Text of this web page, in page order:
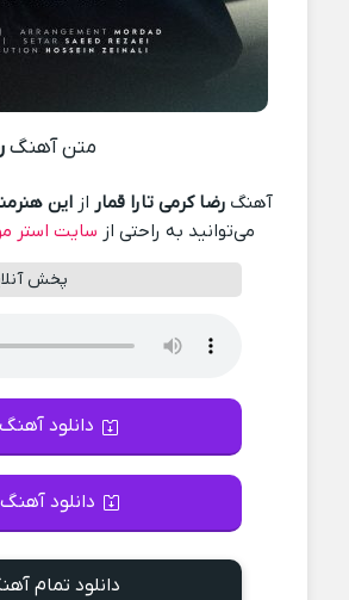
متن آهنگ
آهنگ رضا کرمی تارا قمار از این
می‌توانید به راحتی از سایت استر
پخش
دانلود آهنگ
دانلود آهنگ
دانلود تمام